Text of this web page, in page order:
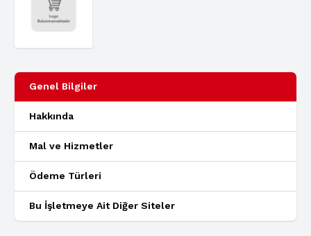
Genel Bilgiler
Hakkında
Mal ve Hizmetler
Ödeme Türleri
Bu İşletmeye Ait Diğer Siteler